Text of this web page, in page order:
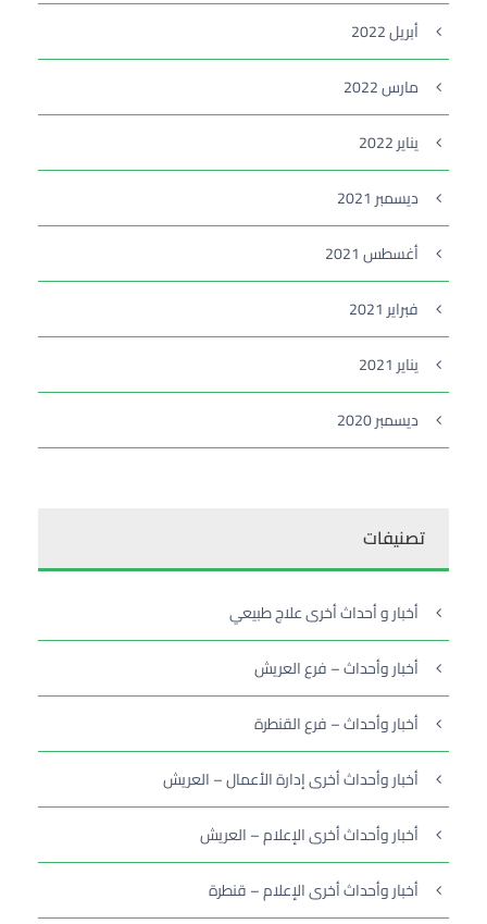
أبريل 2022
مارس 2022
يناير 2022
ديسمبر 2021
أغسطس 2021
فبراير 2021
يناير 2021
ديسمبر 2020
تصنيفات
أخبار و أحداث أخرى علاج طبيعي
أخبار وأحداث – فرع العريش
أخبار وأحداث – فرع القنطرة
أخبار وأحداث أخرى إدارة الأعمال – العريش
أخبار وأحداث أخرى الإعلام – العريش
أخبار وأحداث أخرى الإعلام – قنطرة